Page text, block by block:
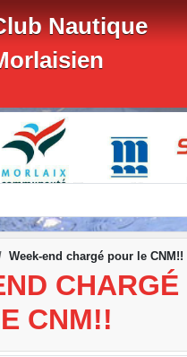
Nautique
Week-end chargé pour le CNM!!
CHARGÉ
CNM!!
des cookies